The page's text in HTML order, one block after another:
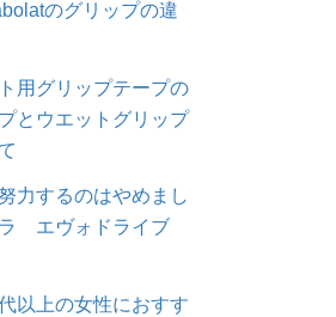
のグリップの違
用グリップテープの
とウエットグリップ
力するのはやめまし
エヴォドライブ
以上の女性におすす